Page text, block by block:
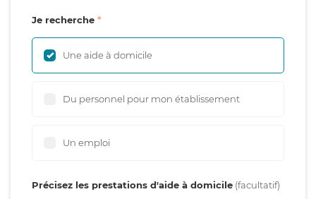
Je recherche
Une aide à domicile
Du personnel pour mon établissement
Un emploi
Précisez les prestations d'aide à domicile